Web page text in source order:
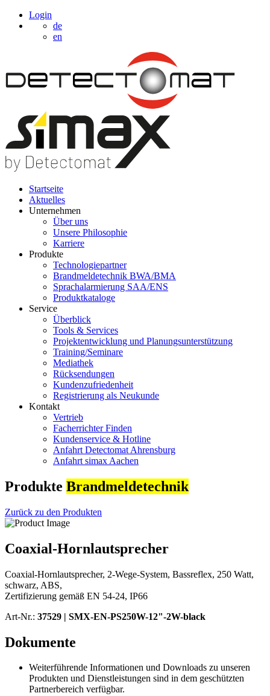
Login
de
en
Startseite
Aktuelles
Unternehmen
Über uns
Unsere Philosophie
Karriere
Produkte
Technologiepartner
Brandmeldetechnik BWA/BMA
Sprachalarmierung SAA/ENS
Produktkataloge
Service
Überblick
Tools & Services
Projektentwicklung und Planungsunterstützung
Training/Seminare
Mediathek
Rücksendungen
Kundenzufriedenheit
Registrierung als Neukunde
Kontakt
Vertrieb
Facherrichter Finden
Kundenservice & Hotline
Anfahrt Detectomat Ahrensburg
Anfahrt simax Aachen
Produkte Brandmeldetechnik
Zurück zu den Produkten
Coaxial-Hornlautsprecher
Coaxial-Hornlautsprecher, 2-Wege-System, Bassreflex, 250 Watt,
schwarz, ABS,
Zertifizierung gemäß EN 54-24, IP66
Art-Nr.: 37529 | SMX-EN-PS250W-12"-2W-black
Dokumente
Weiterführende Informationen und Downloads zu unseren
Produkten und Dienstleistungen sind in dem geschützten
Partnerbereich verfügbar.